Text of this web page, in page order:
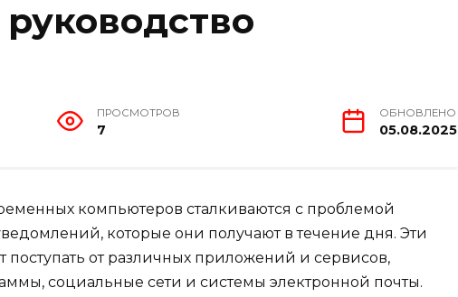
ПРОСМОТРОВ
7
ОБНОВЛЕНО
05.08.2025
компьютеров сталкиваются с проблемой
которые они получают в течение дня. Эти
поступать от различных приложений и сервисов,
социальные сети и системы электронной почты.